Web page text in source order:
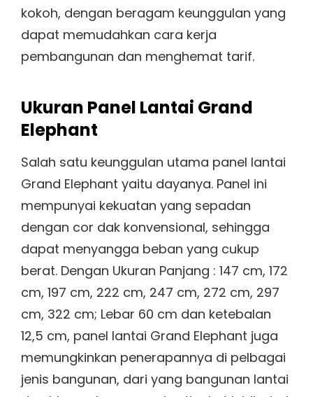
kokoh, dengan beragam keunggulan yang
dapat memudahkan cara kerja
pembangunan dan menghemat tarif.
Ukuran Panel Lantai Grand
Elephant
Salah satu keunggulan utama panel lantai
Grand Elephant yaitu dayanya. Panel ini
mempunyai kekuatan yang sepadan
dengan cor dak konvensional, sehingga
dapat menyangga beban yang cukup
berat. Dengan Ukuran Panjang : 147 cm, 172
cm, 197 cm, 222 cm, 247 cm, 272 cm, 297
cm, 322 cm; Lebar 60 cm dan ketebalan
12,5 cm, panel lantai Grand Elephant juga
memungkinkan penerapannya di pelbagai
jenis bangunan, dari yang bangunan lantai